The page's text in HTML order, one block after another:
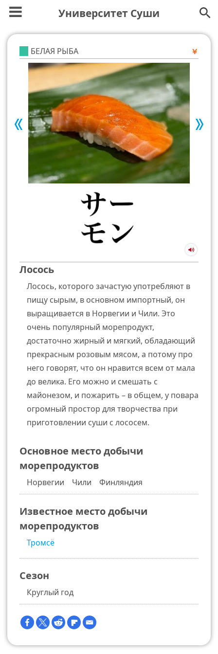
Университет Суши
БЕЛАЯ РЫБА
Лосось
Лосось, которого зачастую употребляют в
пищу сырым, в основном импортный, он
выращивается в Норвегии и Чили. Это
очень популярный морепродукт,
достаточно жирный и мягкий, обладающий
прекрасным розовым мясом, а потому про
него говорят, что он нравится всем от мала
до велика. Его можно и смешать с
майонезом, и пожарить – в общем, у повара
огромный простор для творчества при
приготовлении суши с лососем.
Основное место добычи
морепродуктов
Норвегии Чили Финляндия
Известное место добычи
морепродуктов
Тромсё
Сезон
Круглый год